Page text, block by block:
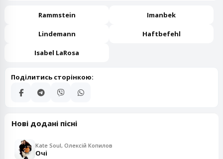
Rammstein Imanbek
Lindemann Haftbefehl
Isabel LaRosa
Поділитись сторінкою:
Нові додані пісні
Kate Soul, Олексій Копилов
Очі